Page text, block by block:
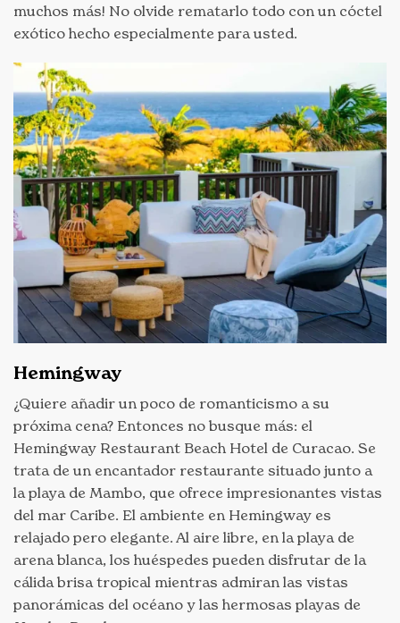
muchos más! No olvide rematarlo todo con un cóctel
exótico hecho especialmente para usted.
Hemingway
¿Quiere añadir un poco de romanticismo a su
próxima cena? Entonces no busque más: el
Hemingway Restaurant Beach Hotel de Curacao. Se
trata de un encantador restaurante situado junto a
la playa de Mambo, que ofrece impresionantes vistas
del mar Caribe. El ambiente en Hemingway es
relajado pero elegante. Al aire libre, en la playa de
arena blanca, los huéspedes pueden disfrutar de la
cálida brisa tropical mientras admiran las vistas
panorámicas del océano y las hermosas playas de